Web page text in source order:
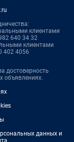
клиентами
640 34 32
клиентами
402 4056
достоверность
объявлениях.
данных и